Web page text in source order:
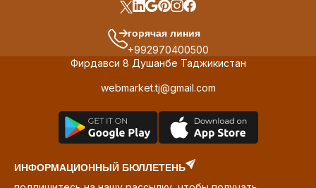
горячая линия
+992970400500
Фирдавси 8 Душанбе Таджикистан
webmarket.tj@gmail.com
ИНФОРМАЦИОННЫЙ БЮЛЛЕТЕНЬ